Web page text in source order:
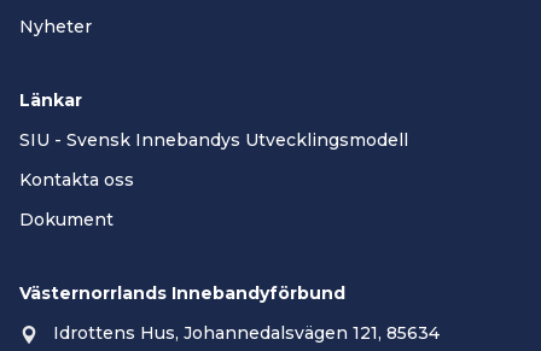
Nyheter
Länkar
SIU - Svensk Innebandys Utvecklingsmodell
Kontakta oss
Dokument
Västernorrlands Innebandyförbund
Idrottens Hus, Johannedalsvägen 121, 85634